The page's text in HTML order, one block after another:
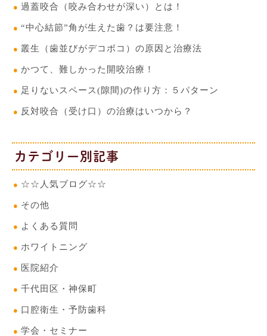
過蓋咬合（咬み合わせが深い）とは！
“中心結節”角が生えた歯？は要注意！
叢生（歯並びがデコボコ）の原因と治療法
かつて、難しかった開咬治療！
足りないスペース(隙間)の作り方：５パターン
反対咬合（受け口）の治療はいつから？
カテゴリー別記事
☆☆人気ブログ☆☆
その他
よくある質問
ホワイトニング
医院紹介
千代田区・神保町
口腔衛生・予防歯科
学会・セミナー